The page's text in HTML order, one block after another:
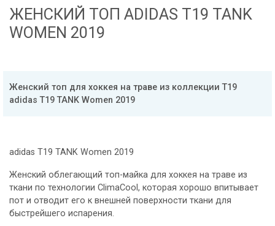
ЖЕНСКИЙ ТОП ADIDAS T19 TANK
WOMEN 2019
Женский топ для хоккея на траве из коллекции T19
adidas T19 TANK Women 2019
adidas T19 TANK Women 2019
Женский облегающий топ-майка для хоккея на траве из
ткани по технологии ClimaCool, которая хорошо впитывает
пот и отводит его к внешней поверхности ткани для
быстрейшего испарения.